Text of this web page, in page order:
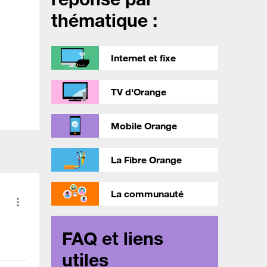
thématique :
Internet et fixe
TV d'Orange
Mobile Orange
La Fibre Orange
La communauté
FAQ et liens
utiles